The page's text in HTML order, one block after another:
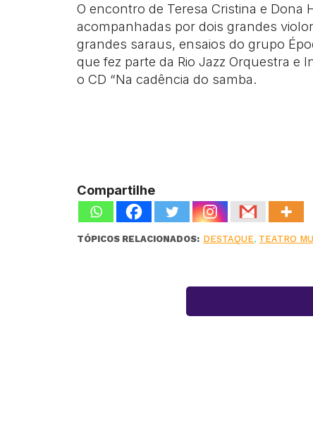
O encontro de Teresa Cristina e Dona
acompanhadas por dois grandes
grandes saraus, ensaios do grupo
que fez parte da Rio Jazz Orquestra
o CD “Na cadência do samba.
Compartilhe
TÓPICOS RELACIONADOS: DESTAQUE, TEATRO